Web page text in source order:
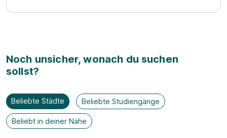
Noch unsicher, wonach du suchen
sollst?
Beliebte Städte Beliebte Studiengänge
Beliebt in deiner Nähe